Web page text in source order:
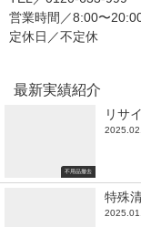
営業時間／8:00〜
定休日／不定休
最新実績紹介
不用品撤去
リサ
特殊